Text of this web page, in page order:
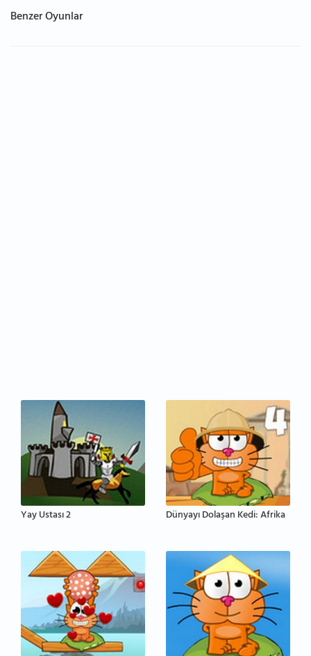
Benzer Oyunlar
Yay Ustası 2 Dünyayı Dolaşan Kedi: Afrika